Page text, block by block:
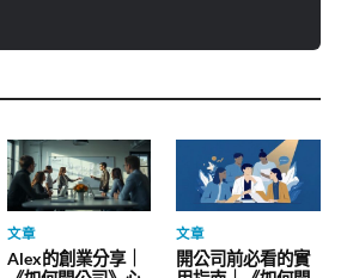
文章
Alex的創業分享｜
文章
開公司前必看的實